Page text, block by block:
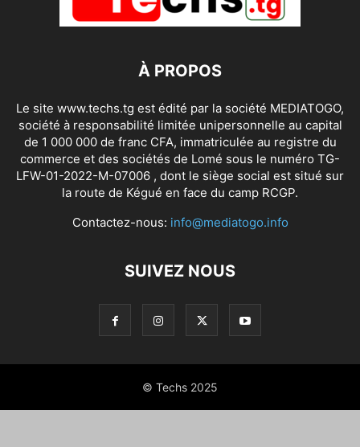
À PROPOS
Le site www.techs.tg est édité par la société MEDIATOGO,
société à responsabilité limitée unipersonnelle au capital
de 1 000 000 de franc CFA, immatriculée au registre du
commerce et des sociétés de Lomé sous le numéro TG-
LFW-01-2022-M-07006 , dont le siège social est situé sur
la route de Kégué en face du camp RCGP.
Contactez-nous: info@mediatogo.info
SUIVEZ NOUS
© Techs 2025